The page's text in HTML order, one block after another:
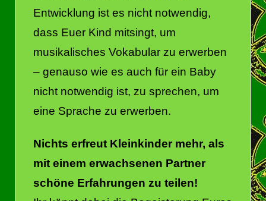
Entwicklung ist es nicht notwendig,
dass Euer Kind mitsingt, um
musikalisches Vokabular zu erwerben
– genauso wie es auch für ein Baby
nicht notwendig ist, zu sprechen, um
eine Sprache zu erwerben.
Nichts erfreut Kleinkinder mehr, als
mit einem erwachsenen Partner
schöne Erfahrungen zu teilen!